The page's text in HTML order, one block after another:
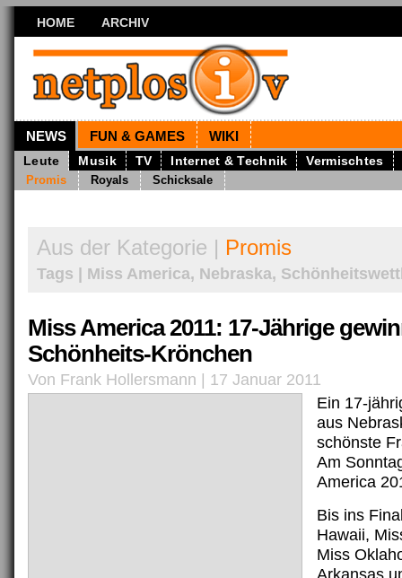
HOME ARCHIV
NEWS FUN & GAMES WIKI
Leute Musik TV Internet & Technik Vermischtes
Promis Royals Schicksale
Aus der Kategorie | Promis
Tags | Miss America, Nebraska,
Miss America 2011: 17-Jährige
Schönheits-Krönchen
Von Frank Hollersmann | 17 Januar 2011
Ein 17-
aus
schönste
Am
America
Bis ins
Hawaii,
Miss
Arkansas